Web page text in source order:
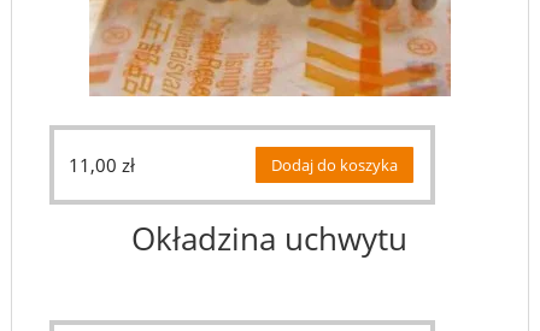
11,00 zł Dodaj do koszyka
Okładzina uchwytu